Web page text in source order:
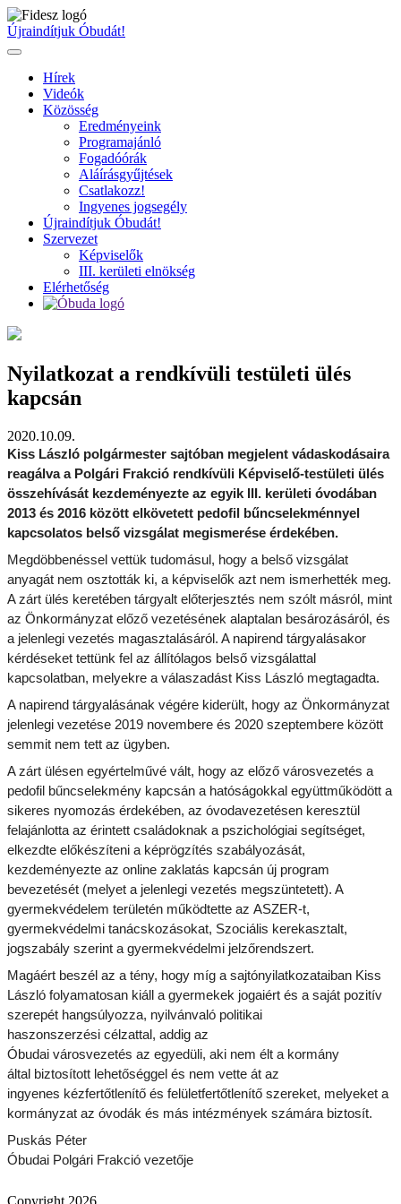
Ugrás
a
tartalomhoz
Újraindítjuk Óbudát!
Hírek
Videók
Közösség
Eredményeink
Programajánló
Fogadóórák
Aláírásgyűjtések
Csatlakozz!
Ingyenes jogsegély
Újraindítjuk Óbudát!
Szervezet
Képviselők
III. kerületi elnökség
Elérhetőség
Nyilatkozat a rendkívüli testületi ülés
kapcsán
2020.10.09.
Kiss László polgármester sajtóban megjelent vádaskodásaira
reagálva a Polgári Frakció rendkívüli Képviselő-testületi ülés
összehívását kezdeményezte az egyik III. kerületi óvodában
2013 és 2016 között elkövetett pedofil bűncselekménnyel
kapcsolatos belső vizsgálat megismerése érdekében.
Megdöbbenéssel vettük tudomásul, hogy a belső vizsgálat
anyagát nem osztották ki, a képviselők azt nem ismerhették meg.
A zárt ülés keretében tárgyalt előterjesztés nem szólt másról, mint
az Önkormányzat előző vezetésének alaptalan besározásáról, és
a jelenlegi vezetés magasztalásáról. A napirend tárgyalásakor
kérdéseket tettünk fel az állítólagos belső vizsgálattal
kapcsolatban, melyekre a válaszadást Kiss László megtagadta.
A napirend tárgyalásának végére kiderült, hogy az Önkormányzat
jelenlegi vezetése 2019 novembere és 2020 szeptembere között
semmit nem tett az ügyben.
A zárt ülésen egyértelművé vált, hogy az előző városvezetés a
pedofil bűncselekmény kapcsán a hatóságokkal együttműködött a
sikeres nyomozás érdekében, az óvodavezetésen keresztül
felajánlotta az érintett családoknak a pszichológiai segítséget,
elkezdte előkészíteni a képrögzítés szabályozását,
kezdeményezte az online zaklatás kapcsán új program
bevezetését (melyet a jelenlegi vezetés megszüntetett). A
gyermekvédelem területén működtette az ASZER-t,
gyermekvédelmi tanácskozásokat, Szociális kerekasztalt,
jogszabály szerint a gyermekvédelmi jelzőrendszert.
Magáért beszél az a tény, hogy míg a sajtónyilatkozataiban Kiss
László folyamatosan kiáll a gyermekek jogaiért és a saját pozitív
szerepét hangsúlyozza, nyilvánvaló politikai
haszonszerzési célzattal, addig az
Óbudai városvezetés az egyedül i, aki nem élt a kormány
által biztosított lehetőséggel és nem vette át az
ingyenes kézfertőtlenítő és felületfertőtlenítő szereket, melyeket a
kormányzat az óvodák és más intézmények számára biztosít.
Puskás Péter
Óbudai Polgári Frakció vezetője
Copyright 2026